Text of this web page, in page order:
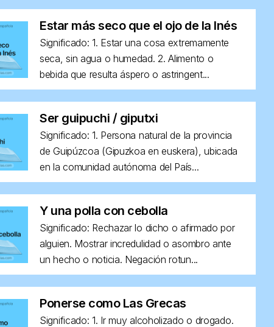
Estar más seco que el ojo de la Inés
Significado: 1. Estar una cosa extremamente
seca, sin agua o humedad. 2. Alimento o
bebida que resulta áspero o astringent...
Ser guipuchi / giputxi
Significado: 1. Persona natural de la provincia
de Guipúzcoa (Gipuzkoa en euskera), ubicada
en la comunidad autónoma del País...
Y una polla con cebolla
Significado: Rechazar lo dicho o afirmado por
alguien. Mostrar incredulidad o asombro ante
un hecho o noticia. Negación rotun...
Ponerse como Las Grecas
Significado: 1. Ir muy alcoholizado o drogado.